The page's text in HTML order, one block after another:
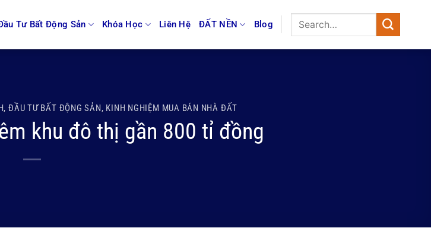
Tư Bất Động Sản Khóa Học Liên Hệ ĐẤT NỀN Blog
,ĐẦU TƯ BẤT ĐỘNG SẢN, KINH NGHIỆM MUA BÁN NHÀ ĐẤT
khu đô thị gần 800 tỉ đồng